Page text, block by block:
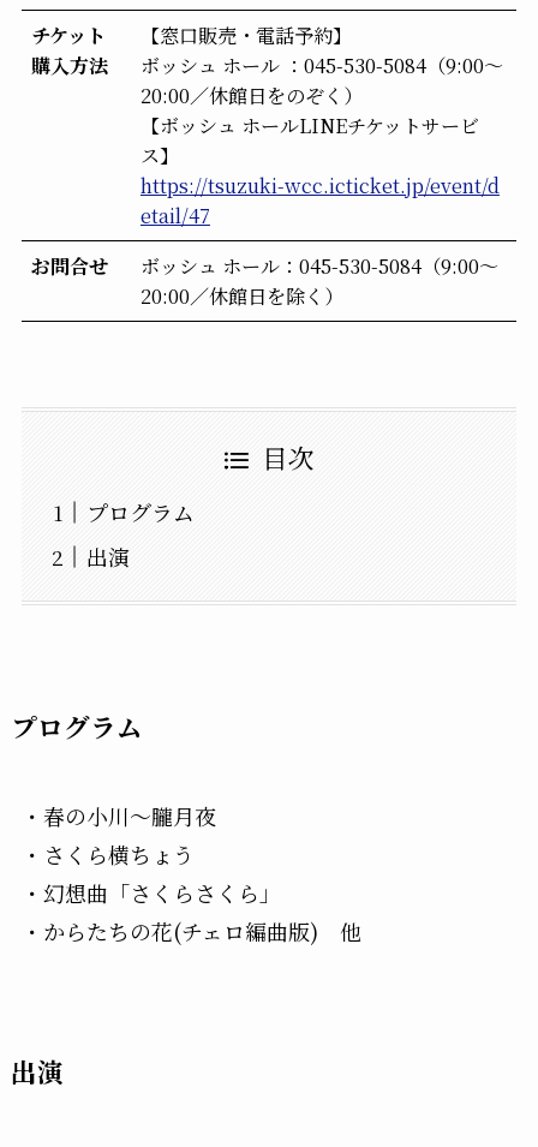
チケット
購入方法
【窓口販売・電話予約】
ボッシュ ホール ：045-530-5084（9:00～
20:00／休館日をのぞく）
【ボッシュ ホールLINEチケットサービ
ス】
https://tsuzuki-wcc.icticket.jp/event/d
etail/47
お問合せ
ボッシュ ホール：045-530-5084（9:00～
20:00／休館日を除く）
目次
プログラム
出演
プログラム
・春の小川〜朧月夜
・さくら横ちょう
・幻想曲「さくらさくら」
・からたちの花(チェロ編曲版) 他
出演